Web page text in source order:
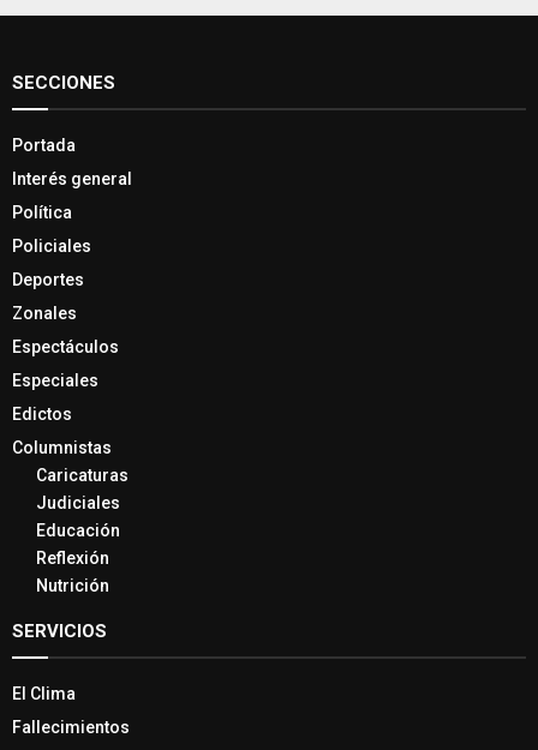
SECCIONES
Portada
Interés general
Política
Policiales
Deportes
Zonales
Espectáculos
Especiales
Edictos
Columnistas
Caricaturas
Judiciales
Educación
Reflexión
Nutrición
SERVICIOS
El Clima
Fallecimientos